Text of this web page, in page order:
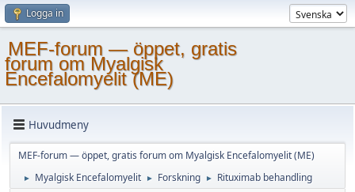
Logga in
MEF-forum — öppet, gratis
forum om Myalgisk
Encefalomyelit (ME)
Huvudmeny
MEF-forum — öppet, gratis forum om Myalgisk Encefalomyelit (ME)
► Myalgisk Encefalomyelit ► Forskning ► Rituximab behandling